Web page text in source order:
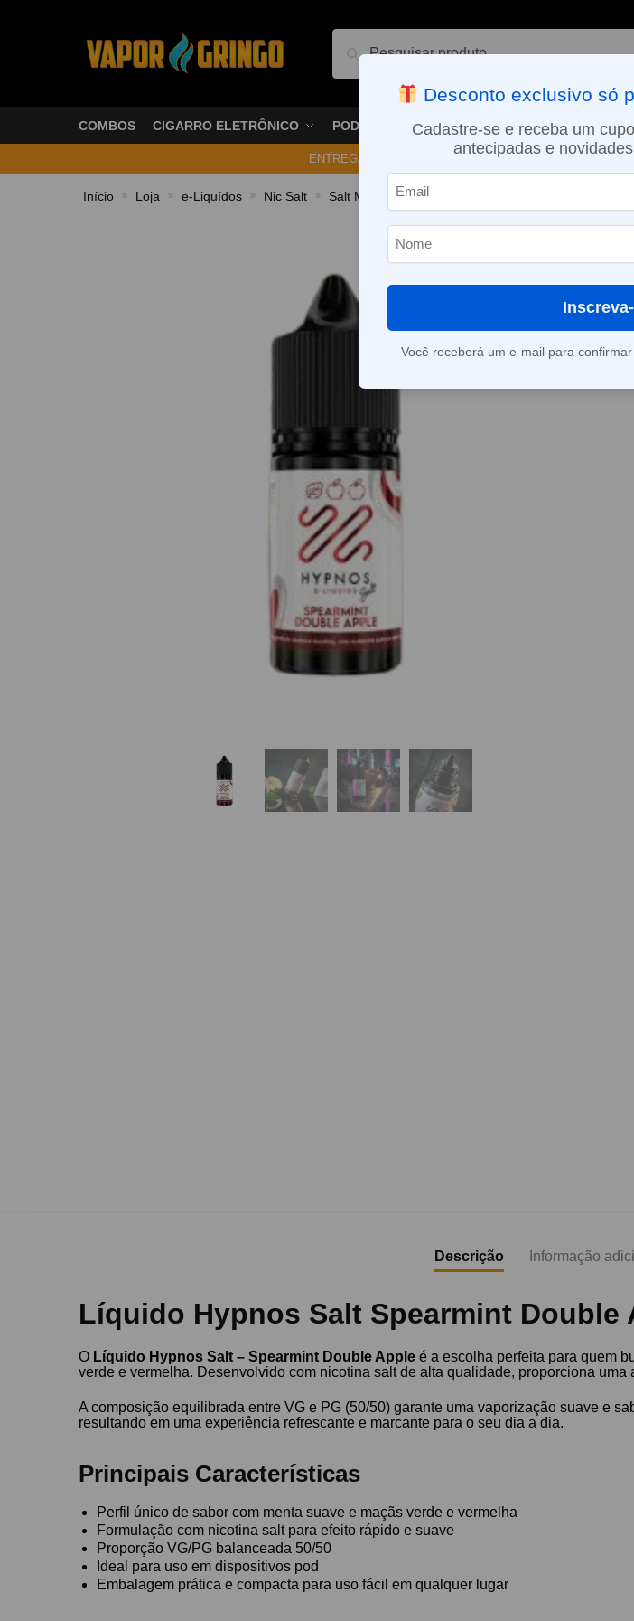
Pesquisar
COMBOS CIGARRO ELETRÔNICO PODS VAPORIZADOR DE ERVAS E-
ENTREGA NO MESMO DIA EM SÃO PAULO (SEG A
Início » Loja » e-Liquídos » Nic Salt » Salt Mentolados
Descrição Informação
Líquido Hypnos Salt Spearmint Double
O Líquido Hypnos Salt – Spearmint Double Apple é a escolha perfeita para quem
verde e vermelha. Desenvolvido com nicotina salt de alta qualidade, proporciona
A composição equilibrada entre VG e PG (50/50) garante uma vaporização suave e
resultando em uma experiência refrescante e marcante para o seu dia a dia.
Principais Características
Perfil único de sabor com menta suave e maçãs verde e vermelha
Formulação com nicotina salt para efeito rápido e suave
Proporção VG/PG balanceada 50/50
Ideal para uso em dispositivos pod
Embalagem prática e compacta para uso fácil em qualquer lugar
Desconto exclusivo só
Cadastre-se e receba um
antecipadas e
Você receberá um e-mail para